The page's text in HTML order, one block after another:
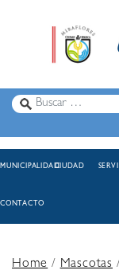
MUNICIPALIDADCIUDAD
CONTACTO
Home/Mascotas